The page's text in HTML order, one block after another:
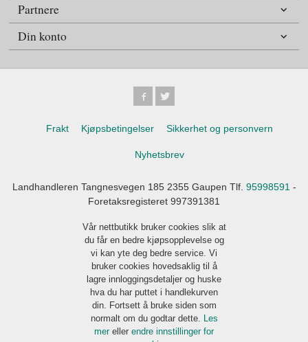
Partnere
Din konto
Frakt Kjøpsbetingelser Sikkerhet og personvern
Nyhetsbrev
Landhandleren Tangnesvegen 185 2355 Gaupen Tlf. 95998591 -
Foretaksregisteret 997391381
Vår nettbutikk bruker cookies slik at
du får en bedre kjøpsopplevelse og
vi kan yte deg bedre service. Vi
bruker cookies hovedsaklig til å
lagre innloggingsdetaljer og huske
hva du har puttet i handlekurven
din. Fortsett å bruke siden som
normalt om du godtar dette. Les
mer eller endre innstillinger for